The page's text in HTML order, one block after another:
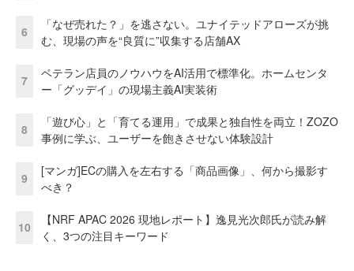
6
「なぜ売れた？」を逃さない。ユナイテッドアローズが挑
む、現場の声を“良質に”収集する店舗AX
7
ベテラン店員のノウハウをAI活用で標準化。ホームセンタ
ー「グッデイ」の現場主義AI実装術
8
「遊び心」と「育てる運用」で成果と独自性を両立！ZOZO
事例に学ぶ、ユーザーを飽きさせない体験設計
9
[マンガ]ECの購入を左右する「商品画像」、何から撮影す
べき？
10
【NRF APAC 2026 現地レポート】逸見光次郎氏が読み解
く、3つの注目キーワード